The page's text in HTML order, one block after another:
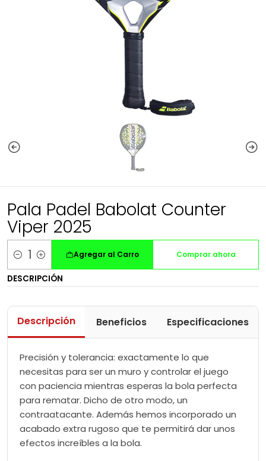
Pala Padel Babolat Counter
Viper 2025
Cantidad
Agregar al Carro Comprar ahora
DESCRIPCIÓN
Descripción Beneficios Especificaciones
Precisión y tolerancia: exactamente lo que
necesitas para ser un muro y controlar el juego
con paciencia mientras esperas la bola perfecta
para rematar. Dicho de otro modo, un
contraatacante. Además hemos incorporado un
acabado extra rugoso que te permitirá dar unos
efectos increíbles a la bola.